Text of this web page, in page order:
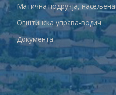
Матична подручја,
Општинска управа-водич
Документа